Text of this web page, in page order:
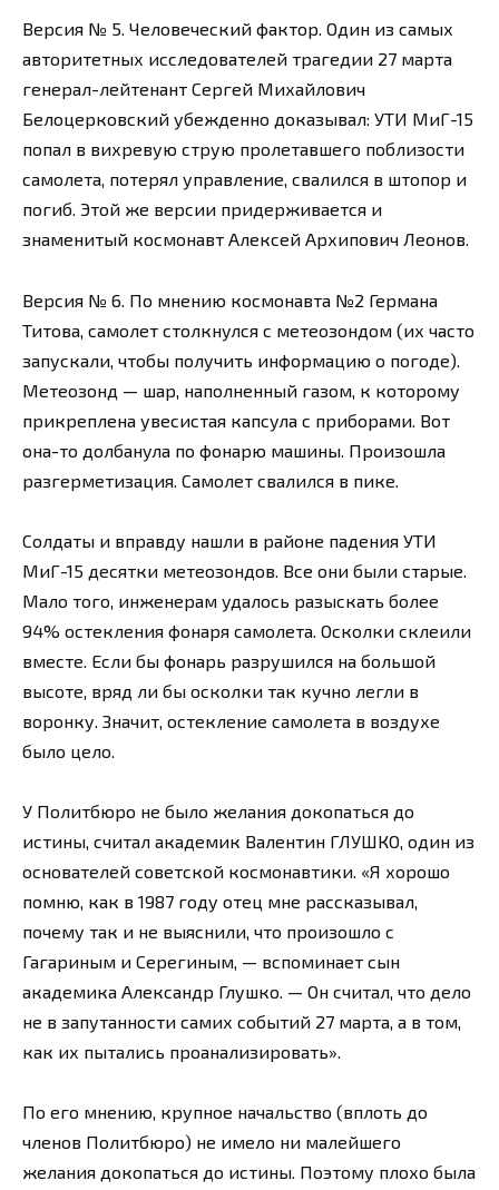
Версия № 5. Человеческий фактор. Один из самых
авторитетных исследователей трагедии 27 марта
генерал-лейтенант Сергей Михайлович
Белоцерковский убежденно доказывал: УТИ МиГ-15
попал в вихревую струю пролетавшего поблизости
самолета, потерял управление, свалился в штопор и
погиб. Этой же версии придерживается и
знаменитый космонавт Алексей Архипович Леонов.
Версия № 6. По мнению космонавта №2 Германа
Титова, самолет столкнулся с метеозондом (их часто
запускали, чтобы получить информацию о погоде).
Метеозонд — шар, наполненный газом, к которому
прикреплена увесистая капсула с приборами. Вот
она-то долбанула по фонарю машины. Произошла
разгерметизация. Самолет свалился в пике.
Солдаты и вправду нашли в районе падения УТИ
МиГ-15 десятки метеозондов. Все они были старые.
Мало того, инженерам удалось разыскать более
94% остекления фонаря самолета. Осколки склеили
вместе. Если бы фонарь разрушился на большой
высоте, вряд ли бы осколки так кучно легли в
воронку. Значит, остекление самолета в воздухе
было цело.
У Политбюро не было желания докопаться до
истины, считал академик Валентин ГЛУШКО, один из
основателей советской космонавтики. «Я хорошо
помню, как в 1987 году отец мне рассказывал,
почему так и не выяснили, что произошло с
Гагариным и Серегиным, — вспоминает сын
академика Александр Глушко. — Он считал, что дело
не в запутанности самих событий 27 марта, а в том,
как их пытались проанализировать».
По его мнению, крупное начальство (вплоть до
членов Политбюро) не имело ни малейшего
желания докопаться до истины. Поэтому плохо была